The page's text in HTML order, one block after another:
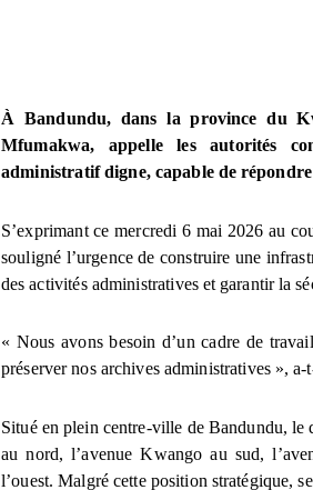
À Bandundu, dans la province du
Mfumakwa, appelle les autorités
administratif digne, capable de répondre
S’exprimant ce mercredi 6 mai 2026 au
souligné l’urgence de construire une
des activités administratives et garantir la
« Nous avons besoin d’un cadre de
préserver nos archives administratives », a-
Situé en plein centre-ville de Bandundu, le
au nord, l’avenue Kwango au sud,
l’ouest. Malgré cette position stratégique,